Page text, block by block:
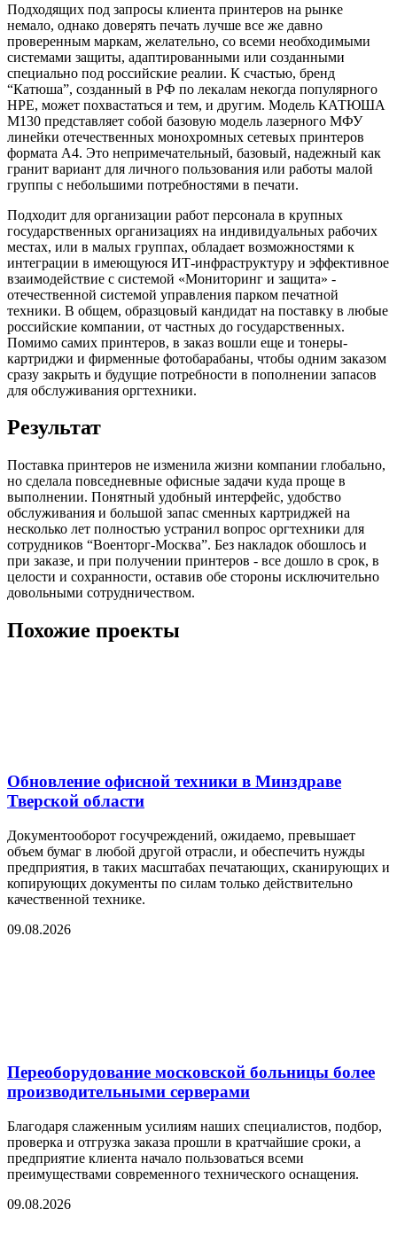
Подходящих под запросы клиента принтеров на рынке
немало, однако доверять печать лучше все же давно
проверенным маркам, желательно, со всеми необходимыми
системами защиты, адаптированными или созданными
специально под российские реалии. К счастью, бренд
“Катюша”, созданный в РФ по лекалам некогда популярного
HPE, может похвастаться и тем, и другим. Модель КАТЮША
М130 представляет собой базовую модель лазерного МФУ
линейки отечественных монохромных сетевых принтеров
формата А4. Это непримечательный, базовый, надежный как
гранит вариант для личного пользования или работы малой
группы с небольшими потребностями в печати.
Подходит для организации работ персонала в крупных
государственных организациях на индивидуальных рабочих
местах, или в малых группах, обладает возможностями к
интеграции в имеющуюся ИТ-инфраструктуру и эффективное
взаимодействие с системой «Мониторинг и защита» -
отечественной системой управления парком печатной
техники. В общем, образцовый кандидат на поставку в любые
российские компании, от частных до государственных.
Помимо самих принтеров, в заказ вошли еще и тонеры-
картриджи и фирменные фотобарабаны, чтобы одним заказом
сразу закрыть и будущие потребности в пополнении запасов
для обслуживания оргтехники.
Результат
Поставка принтеров не изменила жизни компании глобально,
но сделала повседневные офисные задачи куда проще в
выполнении. Понятный удобный интерфейс, удобство
обслуживания и большой запас сменных картриджей на
несколько лет полностью устранил вопрос оргтехники для
сотрудников “Военторг-Москва”. Без накладок обошлось и
при заказе, и при получении принтеров - все дошло в срок, в
целости и сохранности, оставив обе стороны исключительно
довольными сотрудничеством.
Похожие проекты
Обновление офисной техники в Минздраве
Тверской области
Документооборот госучреждений, ожидаемо, превышает
объем бумаг в любой другой отрасли, и обеспечить нужды
предприятия, в таких масштабах печатающих, сканирующих и
копирующих документы по силам только действительно
качественной технике.
09.08.2026
Переоборудование московской больницы более
производительными серверами
Благодаря слаженным усилиям наших специалистов, подбор,
проверка и отгрузка заказа прошли в кратчайшие сроки, а
предприятие клиента начало пользоваться всеми
преимуществами современного технического оснащения.
09.08.2026